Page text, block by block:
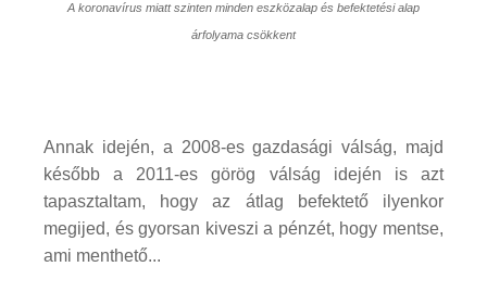
A koronavírus miatt szinten minden eszközalap és befektetési alap
árfolyama csökkent
Annak idején, a 2008-es gazdasági válság, majd
később a 2011-es görög válság idején is azt
tapasztaltam, hogy az átlag befektető ilyenkor
megijed, és gyorsan kiveszi a pénzét, hogy mentse,
ami menthető...